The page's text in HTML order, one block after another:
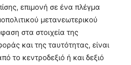
επιμονή σε ένα πλέγμα
μετανεωτερικού
στα στοιχεία της
και της ταυτότητας, είναι
το κεντροδεξιό ή και δεξιό